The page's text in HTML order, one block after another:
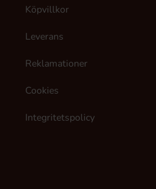
Köpvillkor
Leverans
Reklamationer
Cookies
Integritetspolicy